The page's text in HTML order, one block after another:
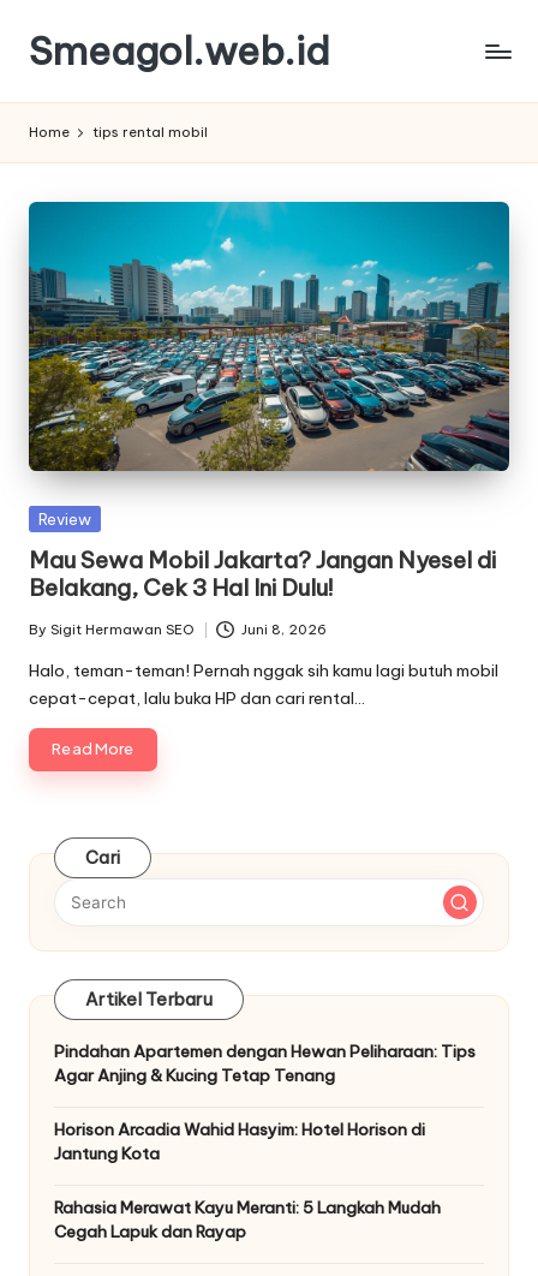
Skip
content
Smeagol.web.id
Informasi
dan
Home tips rental mobil
Posted
Review
Mau Sewa Mobil Jakarta? Jangan Nyesel di
Belakang, Cek 3 Hal Ini Dulu!
Posted
by
By Sigit Hermawan SEO Juni 8, 2026
Halo, teman-teman! Pernah nggak sih kamu lagi butuh mobil
cepat-cepat, lalu buka HP dan cari rental…
Read More
Cari
Artikel Terbaru
Pindahan Apartemen dengan Hewan Peliharaan: Tips
Agar Anjing & Kucing Tetap Tenang
Horison Arcadia Wahid Hasyim: Hotel Horison di
Jantung Kota
Rahasia Merawat Kayu Meranti: 5 Langkah Mudah
Cegah Lapuk dan Rayap